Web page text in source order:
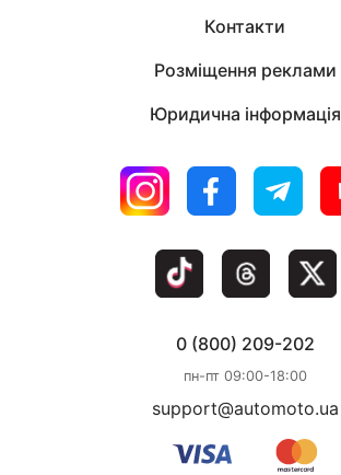
Контакти
Розміщення реклами
Юридична інформація
0 (800) 209-202
пн-пт 09:00-18:00
support@automoto.ua